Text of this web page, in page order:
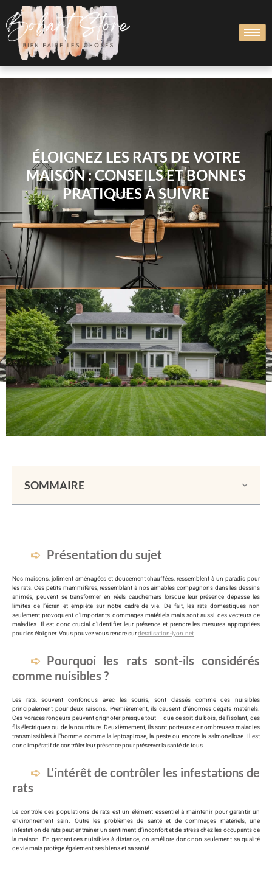
ÉLOIGNEZ LES RATS DE VOTRE
MAISON : CONSEILS ET BONNES
PRATIQUES À SUIVRE
SOMMAIRE
Présentation du sujet
Nos maisons, joliment aménagées et doucement chauffées, ressemblent à un paradis pour
les rats. Ces petits mammifères, ressemblant à nos aimables compagnons dans les dessins
animés, peuvent se transformer en réels cauchemars lorsque leur présence dépasse les
limites de l’écran et empiète sur notre cadre de vie. De fait, les rats domestiques non
seulement provoquent d’importants dommages matériels mais sont aussi des vecteurs de
maladies. Il est donc crucial d’identifier leur présence et prendre les mesures appropriées
pour les éloigner. Vous pouvez vous rendre surderatisation-lyon.net.
Pourquoi les rats sont-ils considérés
comme nuisibles ?
Les rats, souvent confondus avec les souris, sont classés comme des nuisibles
principalement pour deux raisons. Premièrement, ils causent d’énormes dégâts matériels.
Ces voraces rongeurs peuvent grignoter presque tout – que ce soit du bois, de l’isolant, des
fils électriques ou de la nourriture. Deuxièmement, ils sont porteurs de nombreuses maladies
transmissibles à l’homme comme la leptospirose, la peste ou encore la salmonellose. Il est
donc impératif de contrôler leur présence pour préserver la santé de tous.
L’intérêt de contrôler les infestations de
rats
Le contrôle des populations de rats est un élément essentiel à maintenir pour garantir un
environnement sain. Outre les problèmes de santé et de dommages matériels, une
infestation de rats peut entraîner un sentiment d’inconfort et de stress chez les occupants de
la maison. En gardant ces nuisibles à distance, on améliore donc non seulement sa qualité
de vie mais protège également ses biens et sa santé.